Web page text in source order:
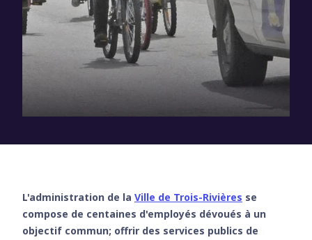
L'administration de la Ville de Trois-Rivières se
compose de centaines d'employés dévoués à un
objectif commun; offrir des services publics de